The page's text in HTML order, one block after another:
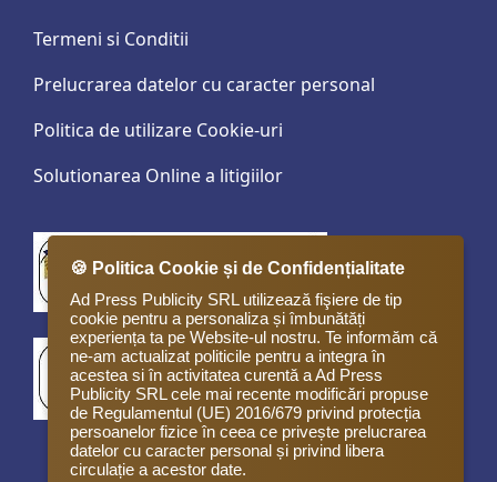
Termeni si Conditii
Prelucrarea datelor cu caracter personal
Politica de utilizare Cookie-uri
Solutionarea Online a litigiilor
🍪 Politica Cookie și de Confidențialitate
Ad Press Publicity SRL utilizează fişiere de tip
cookie pentru a personaliza și îmbunătăți
experiența ta pe Website-ul nostru. Te informăm că
ne-am actualizat politicile pentru a integra în
acestea si în activitatea curentă a Ad Press
Publicity SRL cele mai recente modificări propuse
de Regulamentul (UE) 2016/679 privind protecția
persoanelor fizice în ceea ce privește prelucrarea
datelor cu caracter personal și privind libera
circulație a acestor date.